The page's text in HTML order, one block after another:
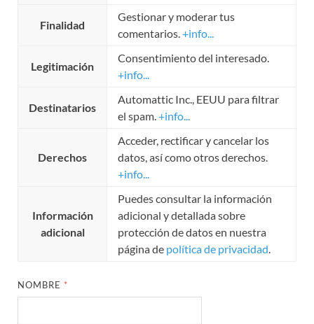
Finalidad
Gestionar y moderar tus
comentarios.+info...
Legitimación
Consentimiento del interesado.
+info...
Destinatarios
Automattic Inc., EEUU para filtrar
el spam.+info...
Derechos
Acceder, rectificar y cancelar los
datos, así como otros derechos.
+info...
Información
adicional
Puedes consultar la información
adicional y detallada sobre
protección de datos en nuestra
página de política de privacidad.
NOMBRE *